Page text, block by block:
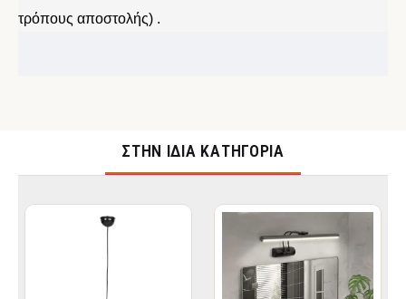
τρόπους αποστολής) .
ΣΤΉΝ ΊΔΙΑ ΚΑΤΗΓΟΡΊΑ